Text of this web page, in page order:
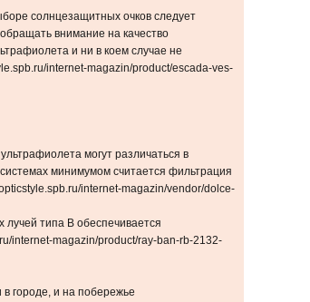
солнцезащитных очков следует
внимание на качество
и ни в коем случае не
internet-magazin/product/escada-ves-
могут различаться в
минимумом считается фильтрация
internet-magazin/vendor/dolce-
лучей типа В обеспечивается
internet-magazin/product/ray-ban-rb-2132-
городе, и на побережье